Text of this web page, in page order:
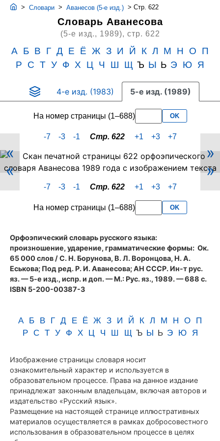
> Словари > Аванесов (5-е изд.) > Стр. 622
Словарь Аванесова
(5-е изд., 1989), стр. 622
А Б В Г Д Е Ё Ж З И Й К Л М Н О
П
Р
С Т У Ф Х Ц Ч Ш Щ Ъ Ы Ь Э Ю Я
4-е изд. (1983) 5-е изд. (1989)
На номер страницы (1–688) OK
-7 -3 -1 Стр. 622 +1 +3 +7
Скан
PDF-
страницы
622
Аванесова
«
»
«
»
-7 -3 -1 Стр. 622 +1 +3 +7
На номер страницы (1–688) OK
Орфоэпический словарь русского языка:
произношение, ударение, грамматические формы: Ок.
65 000 слов / С. Н. Борунова, В. Л. Воронцова, Н. А.
Еськова; Под ред. Р. И. Аванесова; АН СССР. Ин-т рус.
яз. — 5-е изд., испр. и доп. — М.: Рус. яз., 1989. — 688 с.
ISBN 5-200-00387-3
А Б В Г Д Е Ё Ж З И Й К Л М Н О П
Р С Т У Ф Х Ц Ч Ш Щ Ъ Ы Ь Э Ю Я
Изображение страницы словаря носит
ознакомительный характер и используется в
образовательном процессе. Права на данное издание
принадлежат законным владельцам, включая авторов и
издательство «Русский язык».
Размещение на настоящей странице иллюстративных
материалов осуществляется в рамках добросовестного
использования в образовательном процессе в целях